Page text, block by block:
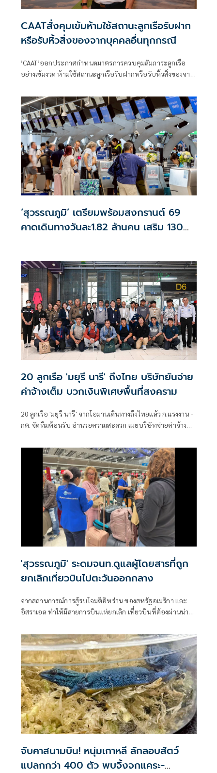
CAATสั่งคุมเข้มห้ามใช้สถานะลูกเรือรับฝาก
หรือรับหิ้วสิ่งของจากบุคคลอื่นทุกกรณี
’CAAT‘ออกประกาศกำหนดมาตรการควบคุมสัมภาระลูกเรือ
อย่างเข้มงวด ห้ามใช้สถานะลูกเรือรับฝากหรือรับหิ้วสิ่งของจาก
ยกระดับมาตรฐานความปลอดภัยและความเชื่อมั่นต่อการบิน
พลเรือนไทยตามมาตรฐานสากล
‘สุวรรณภูมิ’ เตรียมพร้อมสงกรานต์ 69
คาดเดินทางวันละ1.82 ล้านคน เสริม 130
20 ลูกเรือ 'มยุรี นารี' ถึงไทย บริษัทยันจ่าย
ค่าจ้างเต็ม บวกเงินพิเศษพื้นที่สงคราม
20 ลูกเรือ 'มยุรี นารี' จากโอมานเดินทางถึงไทยแล้ว ก.แรงงาน -
กต. จัดทีมต้อนรับ อำนวยความสะดวก เผยบริษัทจ่ายค่าจ้าง
'สุวรรณภูมิ' ระดมจนท.ดูแลผู้โดยสารที่ถูก
ยกเลิกเที่ยวบินไปตะวันออกกลาง
จากสถานการณ์การสู้รบโจมตีอิหร่าน ของสหรัฐอเมริกา และ
อิสราเอล ทำให้มีสายการบินแห่ยกเลิก เที่ยวบินที่ต้องผ่านน่าน
ประเทศในตะวันออกกลาง
จับคาสนามบิน! หนุ่มเกาหลี ลักลอบสัตว์
แปลกกว่า 400 ตัว พบจิ้งจกแคระ-